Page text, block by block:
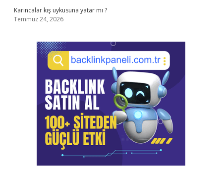
Karıncalar kış uykusuna yatar mı ?
Temmuz 24, 2026